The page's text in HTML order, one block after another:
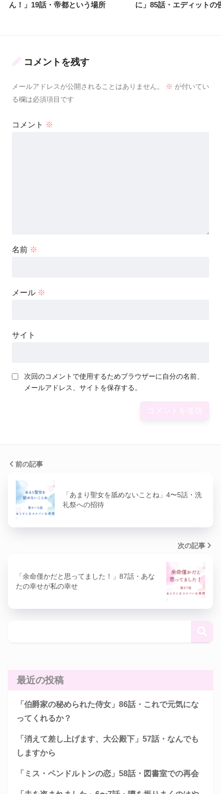
ん！」19話・帝都という場所
に」85話・エディットの
コメントを残す
メールアドレスが公開されることはありません。 ※ が付いてい
る欄は必須項目です
コメント ※
名前 ※
メール ※
サイト
次回のコメントで使用するためブラウザーに自分の名前、
メールアドレス、サイトを保存する。
前の記事
「あまり聖女を舐めないことね」4〜5話・洗
礼祭への招待
次の記事
「余命僅かだと思ってました！」87話・あな
たの幸せが私の幸せ
最近の投稿
「伯爵家の秘められた侍女」86話・これで元気にな
ってくれるか？
「消えて差し上げます、大公殿下」57話・なんでも
しますから
「ミス・ペンドルトンの恋」58話・図書室での再会